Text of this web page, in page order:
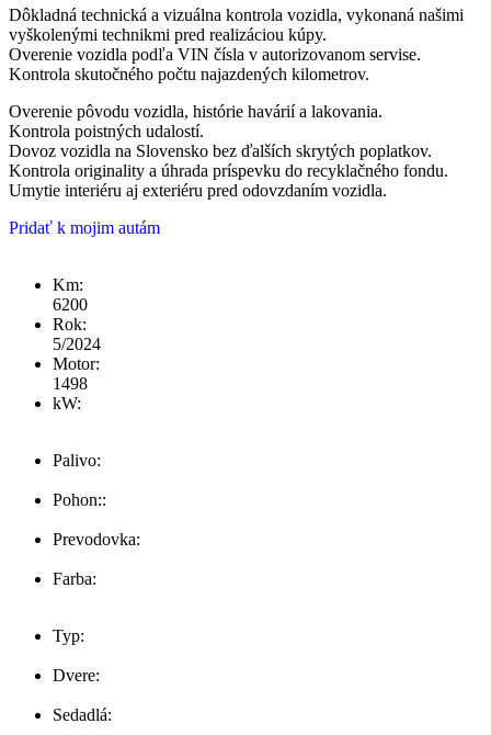
Dôkladná technická a vizuálna kontrola vozidla, vykonaná našimi
vyškolenými technikmi pred realizáciou kúpy.
Overenie vozidla podľa VIN čísla v autorizovanom servise.
Kontrola skutočného počtu najazdených kilometrov.
Overenie pôvodu vozidla, histórie havárií a lakovania.
Kontrola poistných udalostí.
Dovoz vozidla na Slovensko bez ďalších skrytých poplatkov.
Kontrola originality a úhrada príspevku do recyklačného fondu.
Umytie interiéru aj exteriéru pred odovzdaním vozidla.
Pridať k mojim autám
Km:
6200
Rok:
5/2024
Motor:
1498
kW:
Palivo:
Pohon::
Prevodovka:
Farba:
Typ:
Dvere:
Sedadlá: